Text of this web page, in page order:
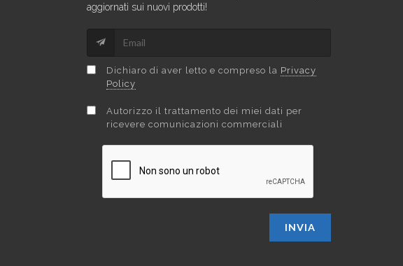
aggiornati sui nuovi prodotti!
Dichiaro di aver letto e compreso la Privacy
Policy
Autorizzo il trattamento dei miei dati per
ricevere comunicazioni commerciali
INVIA